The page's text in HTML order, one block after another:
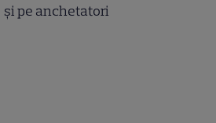
și pe anchetatori